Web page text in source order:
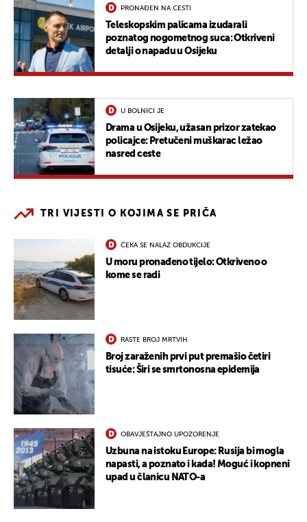
PRONAĐEN NA CESTI
Teleskopskim palicama izudarali
poznatog nogometnog suca: Otkriveni
detalji o napadu u Osijeku
U BOLNICI JE
Drama u Osijeku, užasan prizor zatekao
policajce: Pretučeni muškarac ležao
nasred ceste
TRI VIJESTI O KOJIMA SE PRIČA
ČEKA SE NALAZ OBDUKCIJE
U moru pronađeno tijelo: Otkriveno o
kome se radi
RASTE BROJ MRTVIH
Broj zaraženih prvi put premašio četiri
tisuće: Širi se smrtonosna epidemija
OBAVJEŠTAJNO UPOZORENJE
Uzbuna na istoku Europe: Rusija bi mogla
napasti, a poznato i kada! Moguć i kopneni
upad u članicu NATO-a